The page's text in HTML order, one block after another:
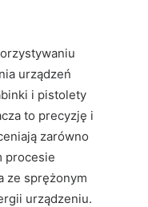
urządzeń
i pistolety
to precyzję i
zarówno
procesie
ze sprężonym
urządzeniu.